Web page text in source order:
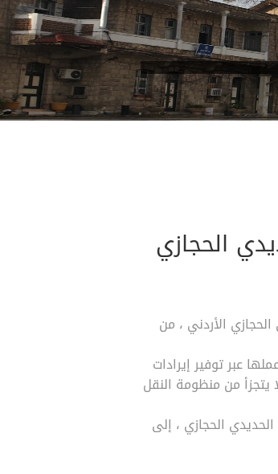
الحجازي
الأردني ، من
عبر توفير إيرادات
من منظومة النقل
الحجازي ، إلى